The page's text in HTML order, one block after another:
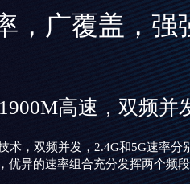
，广覆盖，强
1900M高速，双频并
术，双频并发，2.4G和5G速率分
优异的速率组合充分发挥两个频